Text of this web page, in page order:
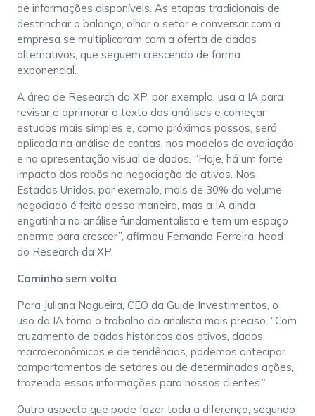
de informações disponíveis. As etapas tradicionais de
destrinchar o balanço, olhar o setor e conversar com a
empresa se multiplicaram com a oferta de dados
alternativos, que seguem crescendo de forma
exponencial.
A área de Research da XP, por exemplo, usa a IA para
revisar e aprimorar o texto das análises e começar
estudos mais simples e, como próximos passos, será
aplicada na análise de contas, nos modelos de avaliação
e na apresentação visual de dados. “Hoje, há um forte
impacto dos robôs na negociação de ativos. Nos
Estados Unidos, por exemplo, mais de 30% do volume
negociado é feito dessa maneira, mas a IA ainda
engatinha na análise fundamentalista e tem um espaço
enorme para crescer”, afirmou Fernando Ferreira, head
do Research da XP.
Caminho sem volta
Para Juliana Nogueira, CEO da Guide Investimentos, o
uso da IA torna o trabalho do analista mais preciso. “Com
cruzamento de dados históricos dos ativos, dados
macroeconômicos e de tendências, podemos antecipar
comportamentos de setores ou de determinadas ações,
trazendo essas informações para nossos clientes.”
Outro aspecto que pode fazer toda a diferença, segundo